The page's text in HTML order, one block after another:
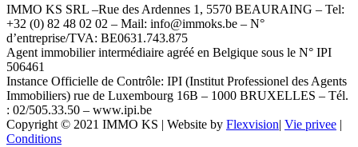
IMMO KS SRL –Rue des Ardennes 1, 5570 BEAURAING – Tel:
+32 (0) 82 48 02 02 – Mail: info@immoks.be – N°
d’entreprise/TVA: BE0631.743.875
Agent immobilier intermédiaire agréé en Belgique sous le N° IPI
506461
Instance Officielle de Contrôle: IPI (Institut Professionel des Agents
Immobiliers) rue de Luxembourg 16B – 1000 BRUXELLES – Tél.
: 02/505.33.50 – www.ipi.be
Copyright © 2021 IMMO KS | Website by Flexvision Vie privee
Conditions